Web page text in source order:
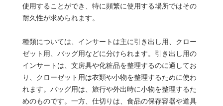
使用することができ、特に頻繁に使用する場所ではその
耐久性が求められます。
種類については、インサートは主に引き出し用、クロー
ゼット用、バッグ用などに分けられます。引き出し用の
インサートは、文房具や化粧品を整理するのに適してお
り、クローゼット用は衣類や小物を整理するために使わ
れます。バッグ用は、旅行や外出時に小物を整理するた
めのものです。一方、仕切りは、食品の保存容器や道具